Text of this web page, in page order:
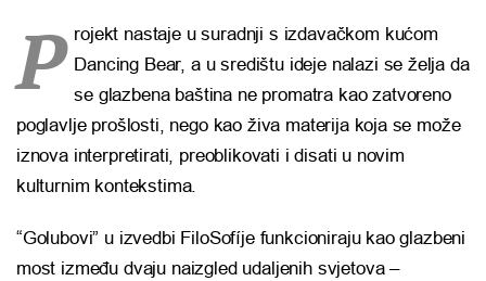
P rojekt nastaje u suradnji s izdavačkom kućom
Dancing Bear, a u središtu ideje nalazi se želja da
se glazbena baština ne promatra kao zatvoreno
poglavlje prošlosti, nego kao živa materija koja se može
iznova interpretirati, preoblikovati i disati u novim
kulturnim kontekstima.
“Golubovi” u izvedbi FiloSofíje funkcioniraju kao glazbeni
most između dvaju naizgled udaljenih svjetova –